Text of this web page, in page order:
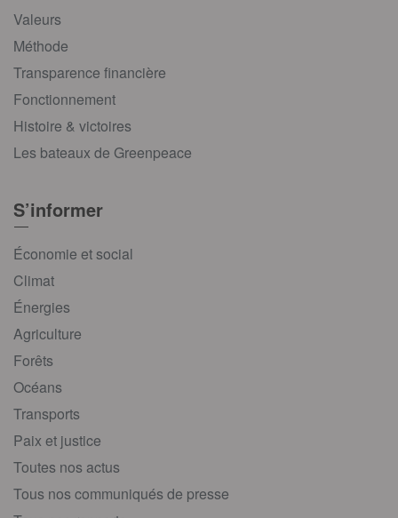
Valeurs
Méthode
Transparence financière
Fonctionnement
Histoire & victoires
Les bateaux de Greenpeace
S’informer
Économie et social
Climat
Énergies
Agriculture
Forêts
Océans
Transports
Paix et justice
Toutes nos actus
Tous nos communiqués de presse